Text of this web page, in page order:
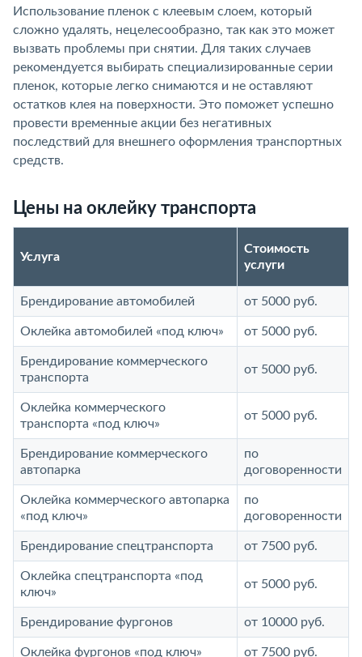
Использование пленок с клеевым слоем, который
сложно удалять, нецелесообразно, так как это может
вызвать проблемы при снятии. Для таких случаев
рекомендуется выбирать специализированные серии
пленок, которые легко снимаются и не оставляют
остатков клея на поверхности. Это поможет успешно
провести временные акции без негативных
последствий для внешнего оформления транспортных
средств.
Цены на оклейку транспорта
Услуга
Стоимость
услуги
Брендирование автомобилей от 5000 руб.
Оклейка автомобилей «под ключ» от 5000 руб.
Брендирование коммерческого
транспорта
от 5000 руб.
Оклейка коммерческого
транспорта «под ключ»
от 5000 руб.
Брендирование коммерческого
автопарка
по
договоренности
Оклейка коммерческого автопарка
«под ключ»
по
договоренности
Брендирование спецтранспорта от 7500 руб.
Оклейка спецтранспорта «под
ключ»
от 5000 руб.
Брендирование фургонов от 10000 руб.
Оклейка фургонов «под ключ» от 7500 руб.